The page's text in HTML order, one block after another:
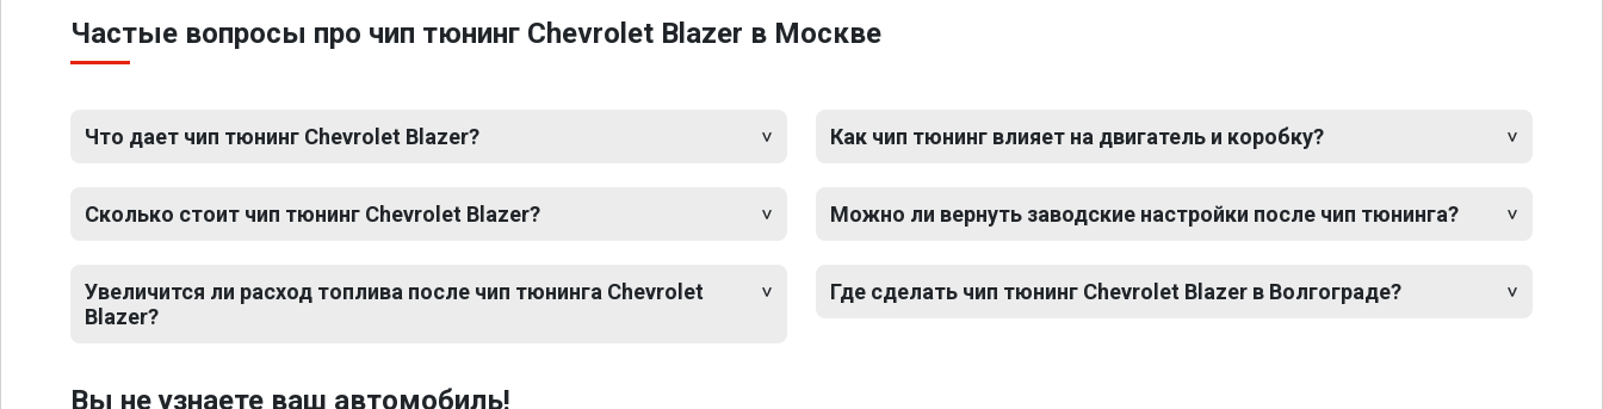
Частые вопросы про чип тюнинг Chevrolet Blazer в Москве
Что дает чип тюнинг Chevrolet Blazer?
Сколько стоит чип тюнинг Chevrolet Blazer?
Увеличится ли расход топлива после чип тюнинга Chevrolet
Blazer?
Как чип тюнинг влияет на двигатель и коробку?
Можно ли вернуть заводские настройки после чип тюнинга?
Где сделать чип тюнинг Chevrolet Blazer в Волгограде?
Вы не узнаете ваш автомобиль!